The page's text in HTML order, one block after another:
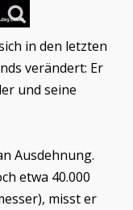
in den letzten
verändert: Er
und seine
Ausdehnung.
etwa 40.000
misst er